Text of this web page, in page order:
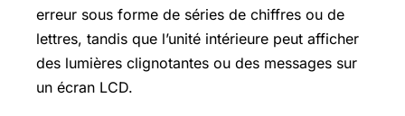
erreur sous forme de séries de chiffres ou de
lettres, tandis que l’unité intérieure peut afficher
des lumières clignotantes ou des messages sur
un écran LCD.